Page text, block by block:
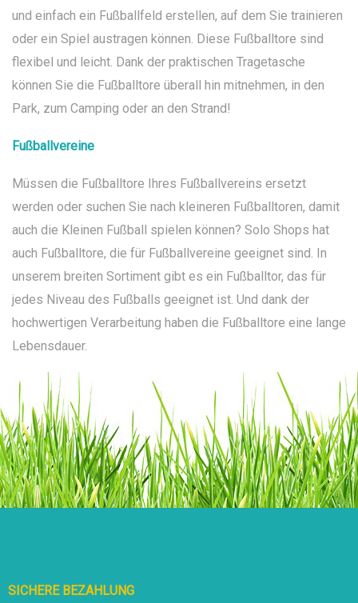
und einfach ein Fußballfeld erstellen, auf dem Sie trainieren
oder ein Spiel austragen können. Diese Fußballtore sind
flexibel und leicht. Dank der praktischen Tragetasche
können Sie die Fußballtore überall hin mitnehmen, in den
Park, zum Camping oder an den Strand!
Fußballvereine
Müssen die Fußballtore Ihres Fußballvereins ersetzt
werden oder suchen Sie nach kleineren Fußballtoren, damit
auch die Kleinen Fußball spielen können? Solo Shops hat
auch Fußballtore, die für Fußballvereine geeignet sind. In
unserem breiten Sortiment gibt es ein Fußballtor, das für
jedes Niveau des Fußballs geeignet ist. Und dank der
hochwertigen Verarbeitung haben die Fußballtore eine lange
Lebensdauer.
SICHERE BEZAHLUNG